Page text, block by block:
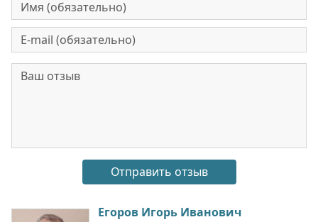
Егоров Игорь Иванович